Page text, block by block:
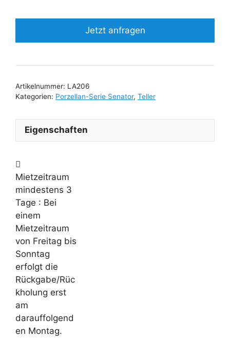
Jetzt anfragen
Artikelnummer: LA206
Kategorien: Porzellan-Serie Senator, Teller
Eigenschaften
Mietzeitraum
mindestens 3
Tage : Bei
einem
Mietzeitraum
von Freitag bis
Sonntag
erfolgt die
Rückgabe/Rüc
kholung erst
am
darauffolgend
en Montag.